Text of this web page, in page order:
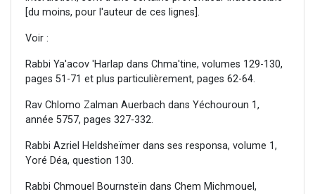
[du moins, pour l'auteur de ces lignes].
Voir :
Rabbi Ya'acov 'Harlap dans Chma'tine, volumes 129-130,
pages 51-71 et plus particulièrement, pages 62-64.
Rav Chlomo Zalman Auerbach dans Yéchouroun 1,
année 5757, pages 327-332.
Rabbi Azriel Heldsheïmer dans ses responsa, volume 1,
Yoré Déa, question 130.
Rabbi Chmouel Bournsteïn dans Chem Michmouel,